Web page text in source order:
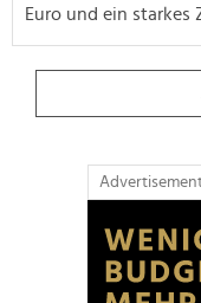
Euro und ein